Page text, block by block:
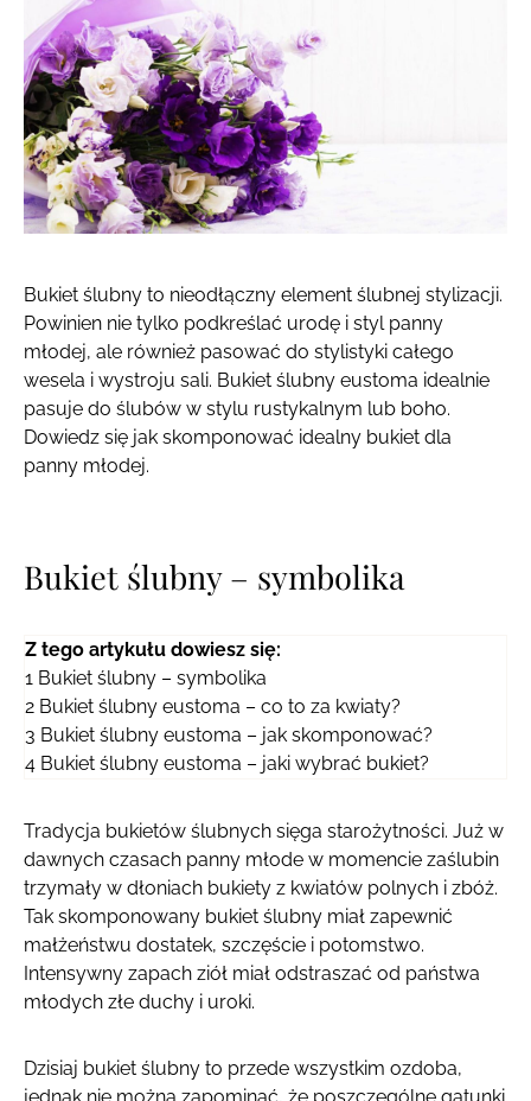
Bukiet ślubny to nieodłączny element ślubnej stylizacji.
Powinien nie tylko podkreślać urodę i styl panny
młodej, ale również pasować do stylistyki całego
wesela i wystroju sali. Bukiet ślubny eustoma idealnie
pasuje do ślubów w stylu rustykalnym lub boho.
Dowiedz się jak skomponować idealny bukiet dla
panny młodej.
Bukiet ślubny – symbolika
Z tego artykułu dowiesz się:
1 Bukiet ślubny – symbolika
2 Bukiet ślubny eustoma – co to za kwiaty?
3 Bukiet ślubny eustoma – jak skomponować?
4 Bukiet ślubny eustoma – jaki wybrać bukiet?
Tradycja bukietów ślubnych sięga starożytności. Już w
dawnych czasach panny młode w momencie zaślubin
trzymały w dłoniach bukiety z kwiatów polnych i zbóż.
Tak skomponowany bukiet ślubny miał zapewnić
małżeństwu dostatek, szczęście i potomstwo.
Intensywny zapach ziół miał odstraszać od państwa
młodych złe duchy i uroki.
Dzisiaj bukiet ślubny to przede wszystkim ozdoba,